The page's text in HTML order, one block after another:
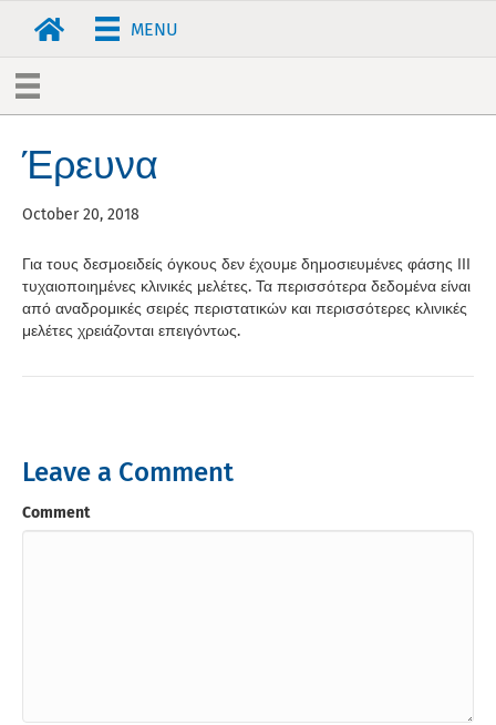
MENU
Έρευνα
October 20, 2018
Για τους δεσμοειδείς όγκους δεν έχουμε δημοσιευμένες φάσης ΙΙΙ
τυχαιοποιημένες κλινικές μελέτες. Τα περισσότερα δεδομένα είναι
από αναδρομικές σειρές περιστατικών και περισσότερες κλινικές
μελέτες χρειάζονται επειγόντως.
Leave a Comment
Comment